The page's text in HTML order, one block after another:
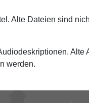
Alte Dateien sind
werden.